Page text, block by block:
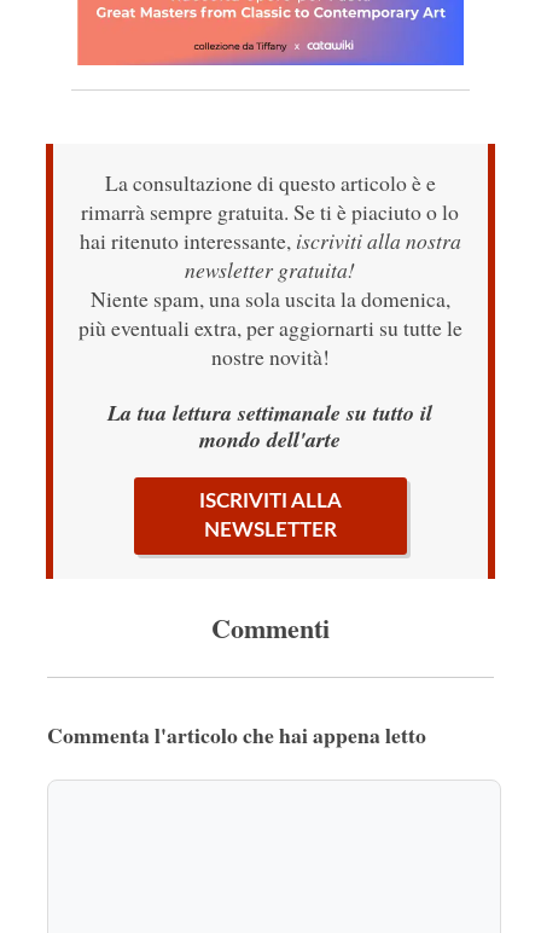
La consultazione di questo articolo è e
rimarrà sempre gratuita. Se ti è piaciuto o lo
hai ritenuto interessante, iscriviti alla nostra
newsletter gratuita!
Niente spam, una sola uscita la domenica,
più eventuali extra, per aggiornarti su tutte le
nostre novità!
La tua lettura settimanale su tutto il
mondo dell'arte
ISCRIVITI ALLA
NEWSLETTER
Commenti
Commenta l'articolo che hai appena letto